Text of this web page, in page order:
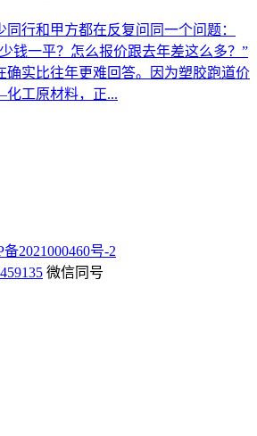
同行和甲方都在反复问同一个问题：
钱一平？怎么报价跟去年差这么多？”
确实比往年更难回答。因为塑胶跑道价
工原材料，正...
备2021000460号-2
微信同号